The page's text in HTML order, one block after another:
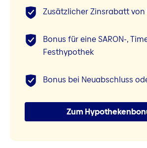
Zusätzlicher Zinsrabatt von
Bonus für eine SARON-,
Festhypothek
Bonus bei Neuabschluss
Zum